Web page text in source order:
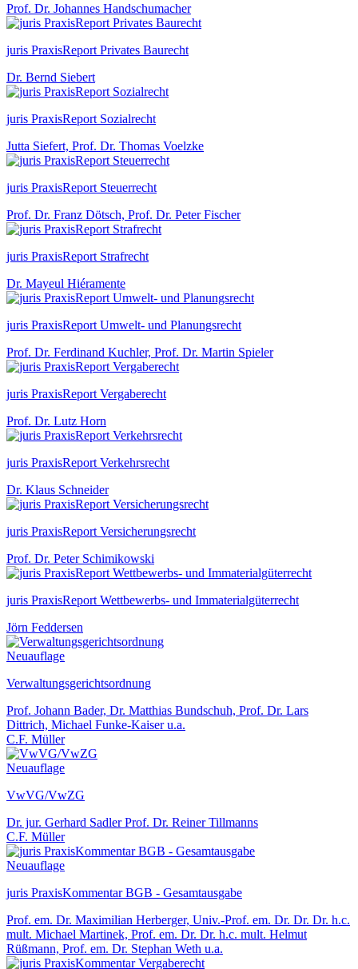
Prof. Dr. Johannes Handschumacher
juris PraxisReport Privates Baurecht
Dr. Bernd Siebert
juris PraxisReport Sozialrecht
Jutta Siefert, Prof. Dr. Thomas Voelzke
juris PraxisReport Steuerrecht
Prof. Dr. Franz Dötsch, Prof. Dr. Peter Fischer
juris PraxisReport Strafrecht
Dr. Mayeul Hiéramente
juris PraxisReport Umwelt- und Planungsrecht
Prof. Dr. Ferdinand Kuchler, Prof. Dr. Martin Spieler
juris PraxisReport Vergaberecht
Prof. Dr. Lutz Horn
juris PraxisReport Verkehrsrecht
Dr. Klaus Schneider
juris PraxisReport Versicherungsrecht
Prof. Dr. Peter Schimikowski
juris PraxisReport Wettbewerbs- und Immaterialgüterrecht
Jörn Feddersen
Neuauflage
Verwaltungsgerichtsordnung
Prof. Johann Bader, Dr. Matthias Bundschuh, Prof. Dr. Lars
Dittrich, Michael Funke-Kaiser u.a.
C.F. Müller
Neuauflage
VwVG/VwZG
Dr. jur. Gerhard Sadler Prof. Dr. Reiner Tillmanns
C.F. Müller
Neuauflage
juris PraxisKommentar BGB - Gesamtausgabe
Prof. em. Dr. Maximilian Herberger, Univ.-Prof. em. Dr. Dr. Dr. h.c.
mult. Michael Martinek, Prof. em. Dr. Dr. h.c. mult. Helmut
Rüßmann, Prof. em. Dr. Stephan Weth u.a.